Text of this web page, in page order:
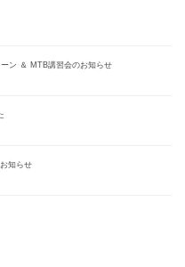
ン ＆ MTB講習会のお知らせ
知らせ